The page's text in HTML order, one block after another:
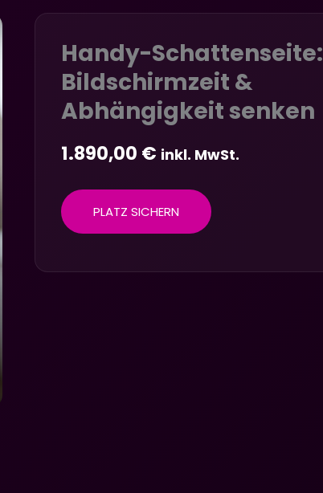
Handy-Schattenseite:
Bildschirmzeit &
Abhängigkeit senken
1.890,00 € inkl. MwSt.
PLATZ SICHERN